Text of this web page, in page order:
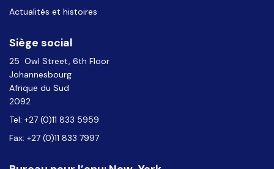
Actualités et histoires
Siège social
25 Owl Street, 6th Floor
Johannesbourg
Afrique du Sud
2092
Tel: +27 (0)11 833 5959
Fax: +27 (0)11 833 7997